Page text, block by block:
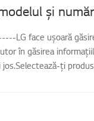
și
LG face ușoară
în găsirea
ți